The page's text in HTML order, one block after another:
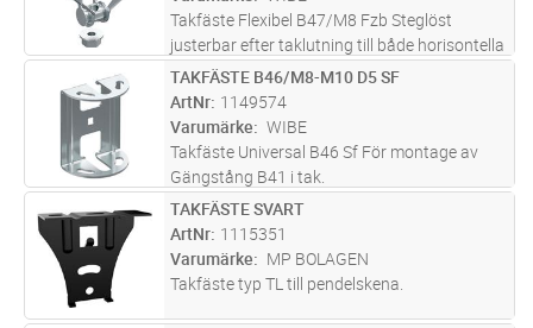
Takfäste Flexibel B47/M8 Fzb Steglöst
justerbar efter taklutning till både horisontella
och lutande tak.
ST Lägg i kundvagn
TAKFÄSTE B46/M8-M10 D5 SF
ArtNr 1149574
Varumärke
WIBE
Takfäste Universal B46 Sf För montage av
Gängstång B41 i tak.
ST Lägg i kundvagn
TAKFÄSTE SVART
ArtNr 1115351
Varumärke
MP BOLAGEN
Takfäste typ TL till pendelskena.